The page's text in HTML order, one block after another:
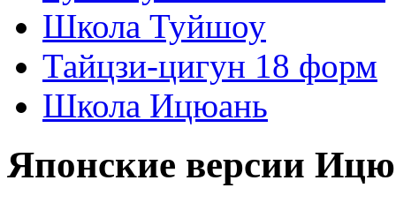
Школа Туйшоу
Тайцзи-цигун 18 форм
Школа Ицюань
Японские версии